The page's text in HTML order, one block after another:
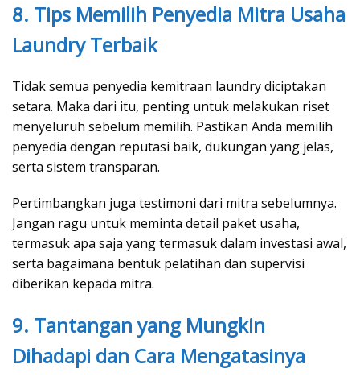
8. Tips Memilih Penyedia Mitra Usaha
Laundry Terbaik
Tidak semua penyedia kemitraan laundry diciptakan
setara. Maka dari itu, penting untuk melakukan riset
menyeluruh sebelum memilih. Pastikan Anda memilih
penyedia dengan reputasi baik, dukungan yang jelas,
serta sistem transparan.
Pertimbangkan juga testimoni dari mitra sebelumnya.
Jangan ragu untuk meminta detail paket usaha,
termasuk apa saja yang termasuk dalam investasi awal,
serta bagaimana bentuk pelatihan dan supervisi
diberikan kepada mitra.
9. Tantangan yang Mungkin
Dihadapi dan Cara Mengatasinya